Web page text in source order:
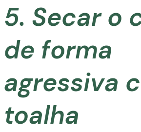
5. Secar o
de forma
agressiva
toalha